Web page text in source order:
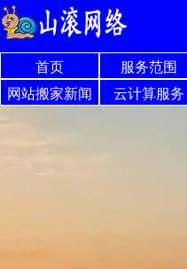
首页 服务范围
网站搬家新闻
云计算服务